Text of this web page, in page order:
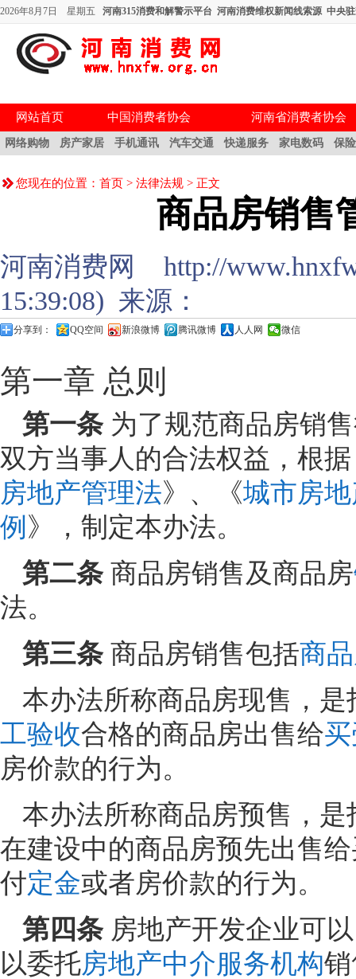
2026年8月7日 星期五 河南315消费和解警示平台 河南消费维权新闻线索源 中央
网站首页 中国消费者协会 河南省消费者协会
网络购物 房产家居 手机通讯 汽车交通 快递服务 家电数码 保
您现在的位置： 首页 > 法律法规 > 正文
商品房销售
河南消费网 http://
15:39:08) 来源：
分享到： QQ空间 新浪微博 腾讯微博 人人网 微信
第一章 总则
第一条 为了规范商品房销
双方当事人的合法权益，根
房地产管理法》、《城市房
例 》，制定本办法。
第二条 商品房销售及商品房
法。
第三条 商品房销售包括商
本办法所称商品房现售，是
工验收合格的商品房出售给
房价款的行为。
本办法所称商品房预售，
在建设中的商品房预先出售
付定金或者房价款的行为。
第四条 房地产开发企业可
以委托房地产中介服务机构